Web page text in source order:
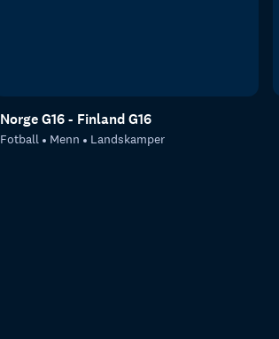
Norge G16 - Finland G16
Fotball Menn Landskamper